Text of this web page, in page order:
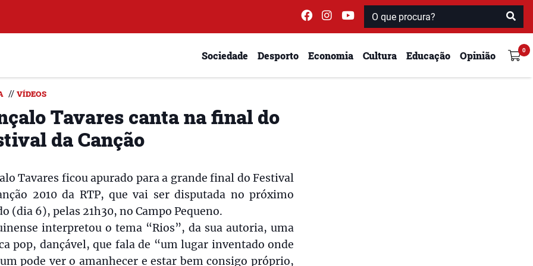
Sociedade Desporto Economia Cultura Educação Opinião
// VÍDEOS
Tavares canta na final do
da Canção
Tavares ficou apurado para a grande final do Festival
2010 da RTP, que vai ser disputada no próximo
(dia 6), pelas 21h30, no Campo Pequeno.
interpretou o tema “Rios”, da sua autoria, uma
pop, dançável, que fala de “um lugar inventado onde
pode ver o amanhecer e estar bem consigo próprio,